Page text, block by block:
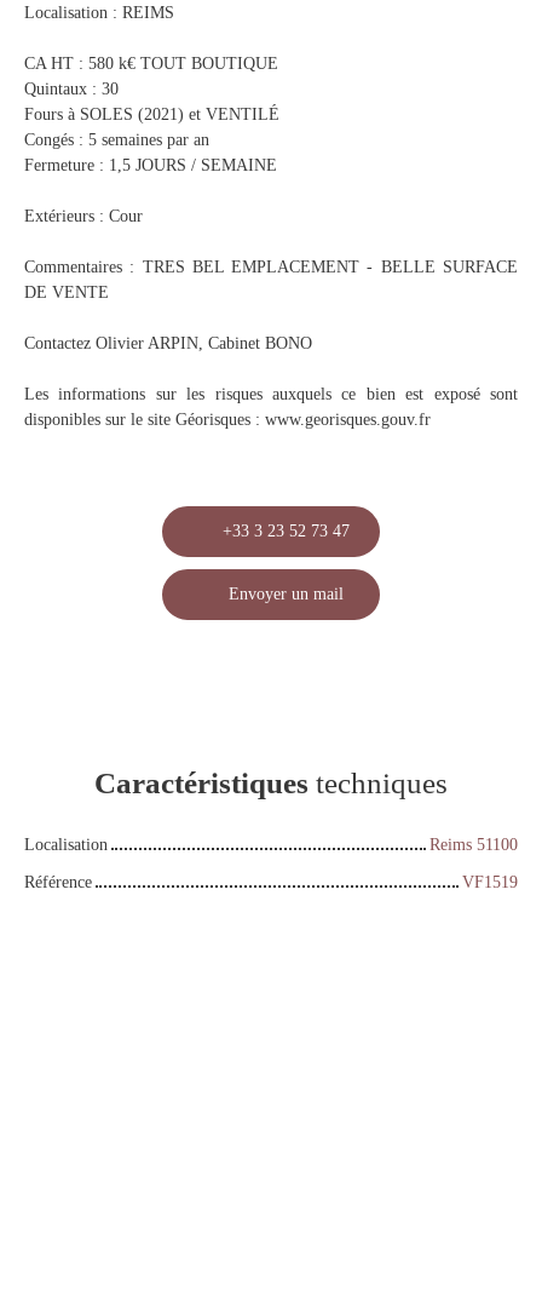
Localisation : REIMS
CA HT : 580 k€ TOUT BOUTIQUE
Quintaux : 30
Fours à SOLES (2021) et VENTILÉ
Congés : 5 semaines par an
Fermeture : 1,5 JOURS / SEMAINE
Extérieurs : Cour
Commentaires : TRES BEL EMPLACEMENT - BELLE SURFACE
DE VENTE
Contactez Olivier ARPIN, Cabinet BONO
Les informations sur les risques auxquels ce bien est exposé sont
disponibles sur le site Géorisques : www.georisques.gouv.fr
+33 3 23 52 73 47
Envoyer un mail
Caractéristiques techniques
Localisation
Reims 51100
Référence
VF1519